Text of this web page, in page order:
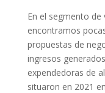
En el segmento
encontramos
propuestas de
ingresos
expendedoras de
situaron en 2021